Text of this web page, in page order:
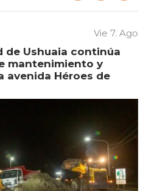
Vie 7. Ago
de Ushuaia continúa
mantenimiento y
avenida Héroes de